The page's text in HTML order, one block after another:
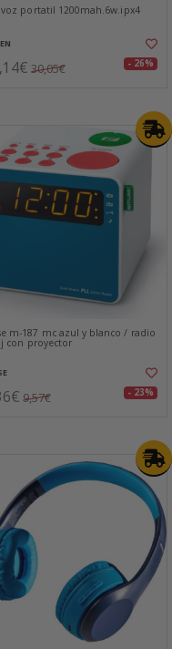
portatil 1200mah.6w.ipx4
30,05€ - 26%
m-187 mc azul y blanco / radio
con proyector
9,57€ - 23%